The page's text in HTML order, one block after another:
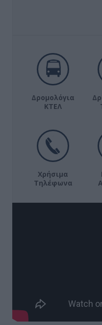
Δρομολόγια
ΚΤΕΛ
Χρήσιμα
Τηλέφωνα